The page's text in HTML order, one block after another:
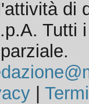
di
Tutti
|